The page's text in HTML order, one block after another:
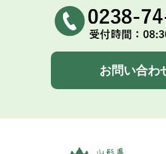
お問い合わ